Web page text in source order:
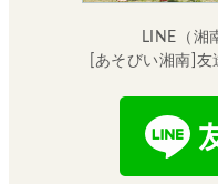
LINE（湘
[あそびい湘南]友